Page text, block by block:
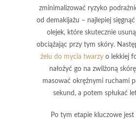
zminimalizować ryzyko
od demakijażu – najlepiej
olejek, które skutecznie
obciążając przy tym skóry.
żelu do mycia twarzy o lekkiej
nałożyć go na zwilżoną
masować okrężnymi ruchami
sekund, a potem spłukać
Po tym etapie kluczowe jest